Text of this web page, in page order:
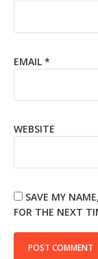
EMAIL *
WEBSITE
SAVE MY
FOR THE NEXT